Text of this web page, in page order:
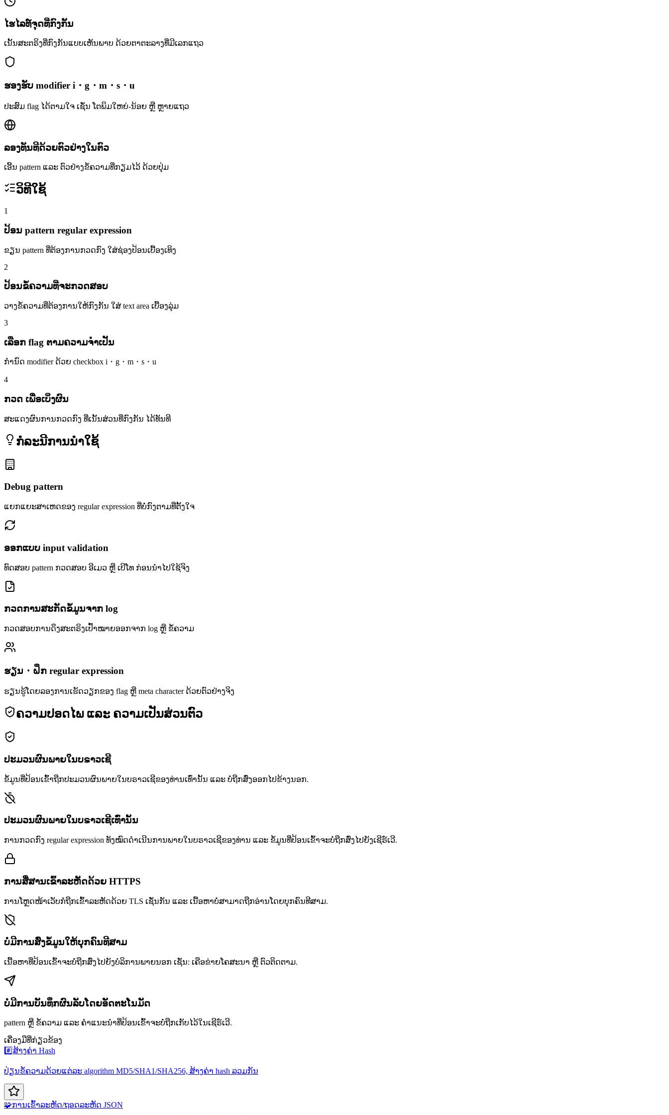
ໄຮໄລທ໌ຈຸດທີ່ກົງກັນ
ເນັ້ນສະຕຣິງທີ່ກົງກັນແບບເຫັນພາບ ດ້ວຍຕາຕະລາງທີ່ມີເລກແຖວ
ຮອງຮັບ modifier i・g・m・s・u
ປະສົມ flag ໄດ້ຕາມໃຈ ເຊັ່ນ ໂຕພິມໃຫຍ່-ນ້ອຍ ຫຼື ຫຼາຍແຖວ
ລອງທັນທີດ້ວຍຕົວຢ່າງໃນຕົວ
ເອີ້ນ pattern ແລະ ຕົວຢ່າງຂໍ້ຄວາມທີ່ກຽມໄວ້ ດ້ວຍປຸ່ມ
ວິທີໃຊ້
1
ປ້ອນ pattern regular expression
ຂຽນ pattern ທີ່ຕ້ອງການກວດກົງ ໃສ່ຊ່ອງປ້ອນເບື້ອງເທິງ
2
ປ້ອນຂໍ້ຄວາມທີ່ຈະກວດສອບ
ວາງຂໍ້ຄວາມທີ່ຕ້ອງການໃຫ້ກົງກັນ ໃສ່ text area ເບື້ອງລຸ່ມ
3
ເລືອກ flag ຕາມຄວາມຈຳເປັນ
ກຳນົດ modifier ດ້ວຍ checkbox i・g・m・s・u
4
ກວດ ເພື່ອເບິ່ງຜົນ
ສະແດງຜົນການກວດກົງ ທີ່ເນັ້ນສ່ວນທີ່ກົງກັນ ໄດ້ທັນທີ
ກໍລະນີການນຳໃຊ້
Debug pattern
ແຍກແຍະສາເຫດຂອງ regular expression ທີ່ບໍ່ກົງຕາມທີ່ຕັ້ງໃຈ
ອອກແບບ input validation
ທົດສອບ pattern ກວດສອບ ອີເມວ ຫຼື ເບີໂທ ກ່ອນນຳໄປໃຊ້ຈິງ
ກວດການສະກັດຂໍ້ມູນຈາກ log
ກວດສອບການດຶງສະຕຣິງເປົ້າໝາຍອອກຈາກ log ຫຼື ຂໍ້ຄວາມ
ຮຽນ・ຝຶກ regular expression
ຮຽນຮູ້ໂດຍລອງການເຮັດວຽກຂອງ flag ຫຼື meta character ດ້ວຍຕົວຢ່າງຈິງ
ຄວາມປອດໄພ ແລະ ຄວາມເປັນສ່ວນຕົວ
ປະມວນຜົນພາຍໃນບຣາວເຊີ
ຂໍ້ມູນທີ່ປ້ອນເຂົ້າຖືກປະມວນຜົນພາຍໃນບຣາວເຊີຂອງທ່ານເທົ່ານັ້ນ ແລະ ບໍ່ຖືກສົ່ງອອກໄປຂ້າງນອກ.
ປະມວນຜົນພາຍໃນບຣາວເຊີເທົ່ານັ້ນ
ການກວດກົງ regular expression ທັງໝົດດຳເນີນການພາຍໃນບຣາວເຊີຂອງທ່ານ ແລະ ຂໍ້ມູນທີ່ປ້ອນເຂົ້າຈະບໍ່ຖືກສົ່ງໄປຍັງເຊີຣ໌ເວີ.
ການສື່ສານເຂົ້າລະຫັດດ້ວຍ HTTPS
ການໂຫຼດໜ້າເວັບກໍຖືກເຂົ້າລະຫັດດ້ວຍ TLS ເຊັ່ນກັນ ແລະ ເນື້ອຫາບໍ່ສາມາດຖືກອ່ານໂດຍບຸກຄົນທີສາມ.
ບໍ່ມີການສົ່ງຂໍ້ມູນໃຫ້ບຸກຄົນທີສາມ
ເນື້ອຫາທີ່ປ້ອນເຂົ້າຈະບໍ່ຖືກສົ່ງໄປຍັງບໍລິການພາຍນອກ ເຊັ່ນ: ເຄືອຂ່າຍໂຄສະນາ ຫຼື ຕົວຕິດຕາມ.
ບໍ່ມີການບັນທຶກຜົນລັບໂດຍອັດຕະໂນມັດ
pattern ຫຼື ຂໍ້ຄວາມ ແລະ ຄຳແນະນຳທີ່ປ້ອນເຂົ້າຈະບໍ່ຖືກເກັບໄວ້ໃນເຊີຣ໌ເວີ.
ເຄື່ອງມືທີ່ກ່ຽວຂ້ອງ
#️⃣ ສ້າງຄ່າ Hash
ປ່ຽນຂໍ້ຄວາມດ້ວຍແຕ່ລະ algorithm MD5/SHA1/SHA256, ສ້າງຄ່າ hash ລວມກັນ
🧩ການເຂົ້າລະຫັດ/ຖອດລະຫັດ JSON